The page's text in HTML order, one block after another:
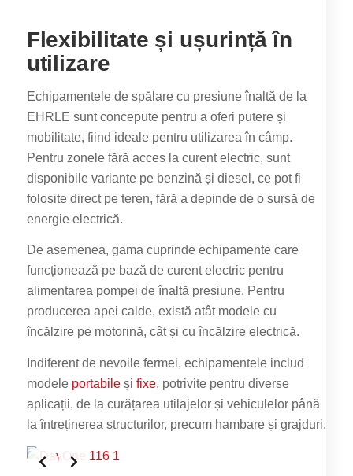
Flexibilitate și ușurință în
utilizare
Echipamentele de spălare cu presiune înaltă de la
EHRLE sunt concepute pentru a oferi putere și
mobilitate, fiind ideale pentru utilizarea în câmp.
Pentru zonele fără acces la curent electric, sunt
disponibile variante pe benzină și diesel, ce pot fi
folosite direct pe teren, fără a depinde de o sursă de
energie electrică.
De asemenea, gama cuprinde echipamente care
funcționează pe bază de curent electric pentru
alimentarea pompei de înaltă presiune. Pentru
producerea apei calde, există atât modele cu
încălzire pe motorină, cât și cu încălzire electrică.
Indiferent de nevoile fermei, echipamentele includ
modele portabileși fixe, potrivite pentru diverse
aplicații, de la curățarea utilajelor și vehiculelor până
la întreținerea structurilor, precum hambare și grajduri.